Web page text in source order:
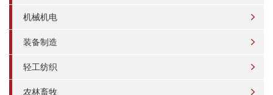
机械机电
装备制造
轻工纺织
农林畜牧